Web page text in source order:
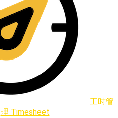
工时管
理 Timesheet